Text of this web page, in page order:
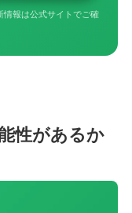
報は公式サイトでご確
性があるか